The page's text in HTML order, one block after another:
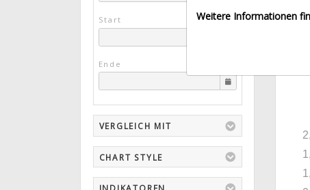
Start
Ende
VERGLEICH MIT
CHART STYLE
Weitere Informationen